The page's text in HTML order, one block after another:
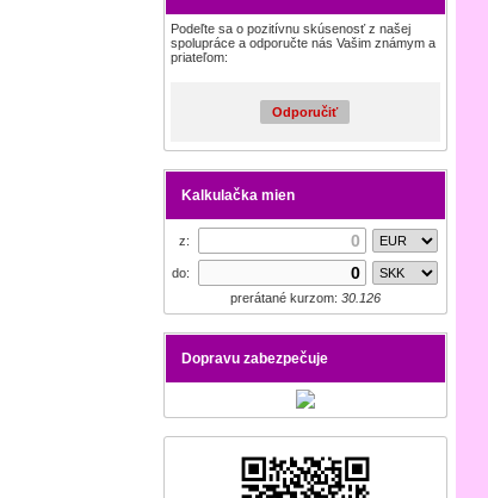
Podeľte sa o pozitívnu skúsenosť z našej
spolupráce a odporučte nás Vašim známym a
priateľom:
Odporučiť
Kalkulačka mien
z:
do:
prerátané kurzom: 30.126
Dopravu zabezpečuje